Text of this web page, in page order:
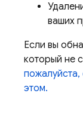
ваших
Если вы
который не
этом.